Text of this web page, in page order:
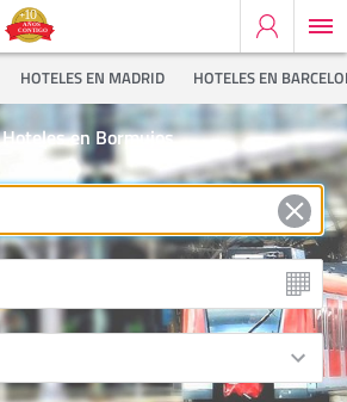
HOTELES EN MADRID HOTELES EN
Hoteles en Bormujos